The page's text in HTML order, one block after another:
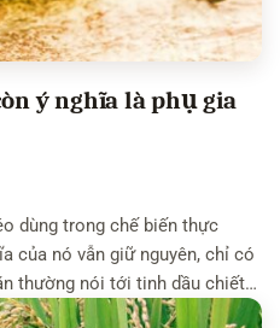
ý nghĩa là phụ gia
dùng trong chế biến thực
của nó vẫn giữ nguyên, chỉ có
thường nói tới tinh dầu chiết
động vật ít dùng do […]